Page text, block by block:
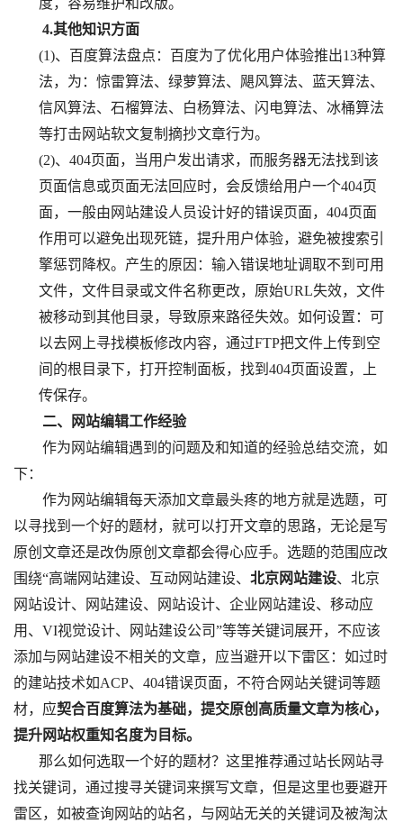
度，容易维护和改版。
4.其他知识方面
(1)、百度算法盘点：百度为了优化用户体验推出13种算
法，为：惊雷算法、绿萝算法、飓风算法、蓝天算法、
信风算法、石榴算法、白杨算法、闪电算法、冰桶算法
等打击网站软文复制摘抄文章行为。
(2)、404页面，当用户发出请求，而服务器无法找到该
页面信息或页面无法回应时，会反馈给用户一个404页
面，一般由网站建设人员设计好的错误页面，404页面
作用可以避免出现死链，提升用户体验，避免被搜索引
擎惩罚降权。产生的原因：输入错误地址调取不到可用
文件，文件目录或文件名称更改，原始URL失效，文件
被移动到其他目录，导致原来路径失效。如何设置：可
以去网上寻找模板修改内容，通过FTP把文件上传到空
间的根目录下，打开控制面板，找到404页面设置，上
传保存。
二、网站编辑工作经验
作为网站编辑遇到的问题及和知道的经验总结交流，如
下：
作为网站编辑每天添加文章最头疼的地方就是选题，可
以寻找到一个好的题材，就可以打开文章的思路，无论是写
原创文章还是改伪原创文章都会得心应手。选题的范围应改
围绕“高端网站建设、互动网站建设、 北京网站建设、北京
网站设计、网站建设、网站设计、企业网站建设、移动应
用、VI视觉设计、网站建设公司”等等关键词展开，不应该
添加与网站建设不相关的文章，应当避开以下雷区：如过时
的建站技术如ACP、404错误页面，不符合网站关键词等题
材，应契合百度算法为基础，提交原创高质量文章为核心，
提升网站权重知名度为目标。
那么如何选取一个好的题材？这里推荐通过站长网站寻
找关键词，通过搜寻关键词来撰写文章，但是这里也要避开
雷区，如被查询网站的站名，与网站无关的关键词及被淘汰